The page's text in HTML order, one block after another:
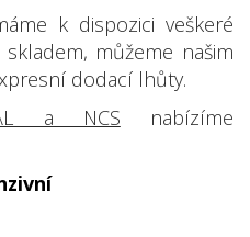
k dispozici veškeré
můžeme našim
dodací lhůty.
a NCS nabízíme